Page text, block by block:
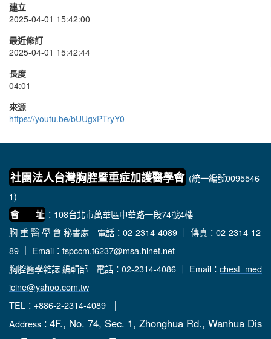
建立
2025-04-01 15:42:00
最近修訂
2025-04-01 15:42:44
長度
04:01
來源
https://youtu.be/bUUgxPTryY0
社團法人台灣胸腔暨重症加護醫學會 (統一編號0095546
1)
會 址 ：108台北市萬華區中華路一段74號4樓
胸 重 醫 學 會 秘書處 電話：02-2314-4089 ｜ 傳真：02-2314-12
89 ｜ Email： tspccm.t6237@msa.hinet.net
胸腔醫學雜誌 編輯部 電話：02-2314-4086 ｜ Email： chest_med
icine@yahoo.com.tw
TEL：+886-2-2314-4089 │
Address： 4F., No. 74, Sec. 1, Zhonghua Rd., Wanhua Dis